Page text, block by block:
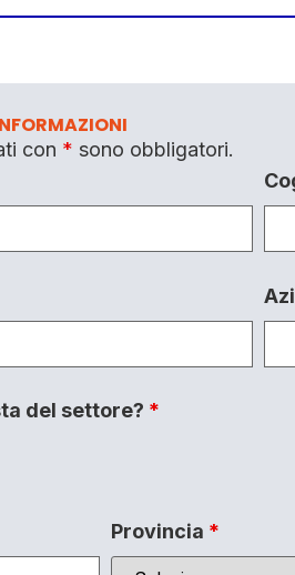
con * sono obbligatori.
del settore? *
Provincia *